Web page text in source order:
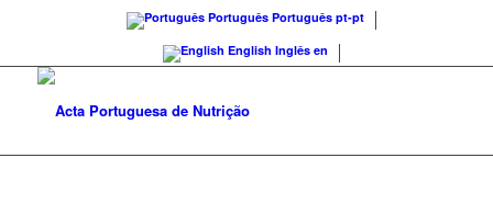
Português Português pt-pt
English Inglês en